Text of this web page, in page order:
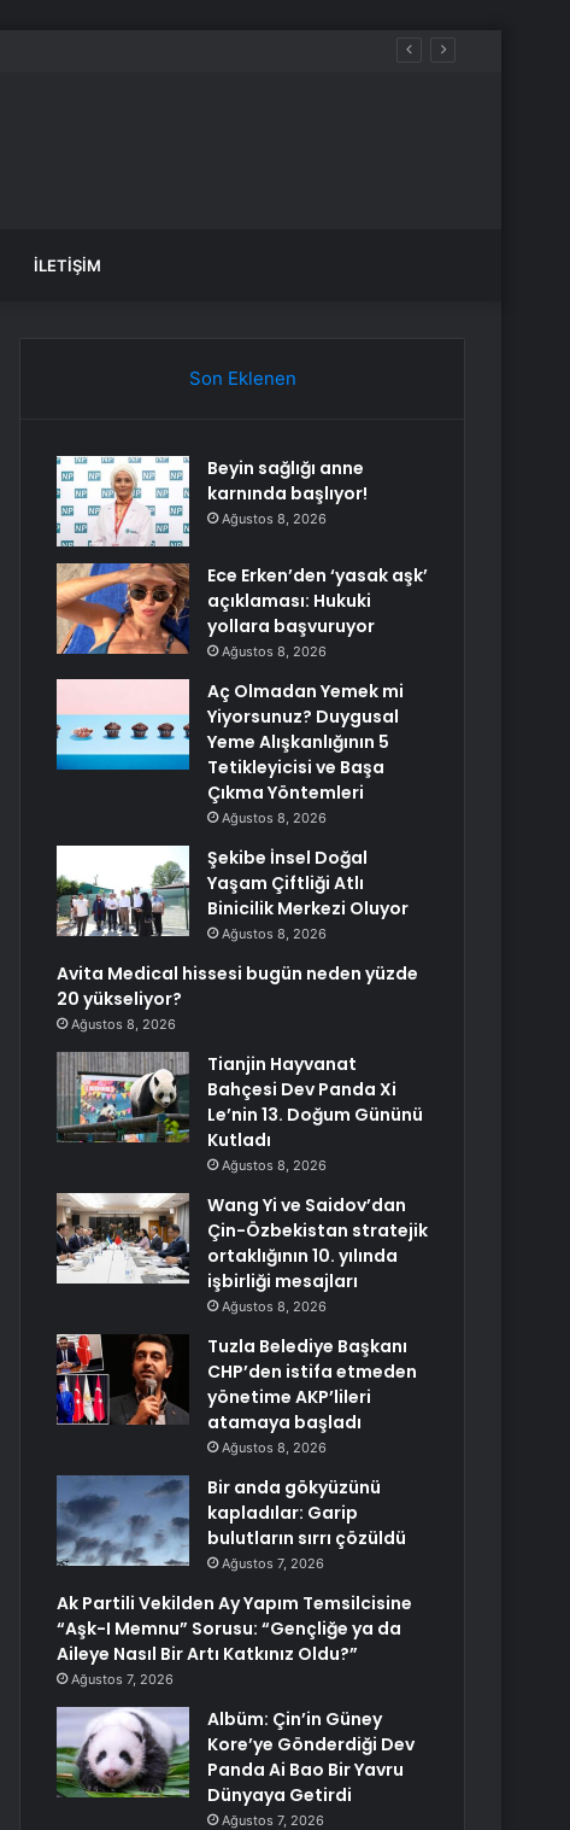
İLETIŞIM
Son Eklenen
Beyin sağlığı anne
karnında başlıyor!
Ağustos 8, 2026
Ece Erken’den ‘yasak aşk’
açıklaması: Hukuki
yollara başvuruyor
Ağustos 8, 2026
Aç Olmadan Yemek mi
Yiyorsunuz? Duygusal
Yeme Alışkanlığının 5
Tetikleyicisi ve Başa
Çıkma Yöntemleri
Ağustos 8, 2026
Şekibe İnsel Doğal
Yaşam Çiftliği Atlı
Binicilik Merkezi Oluyor
Ağustos 8, 2026
Avita Medical hissesi bugün neden yüzde
20 yükseliyor?
Ağustos 8, 2026
Tianjin Hayvanat
Bahçesi Dev Panda Xi
Le’nin 13. Doğum Gününü
Kutladı
Ağustos 8, 2026
Wang Yi ve Saidov’dan
Çin-Özbekistan stratejik
ortaklığının 10. yılında
işbirliği mesajları
Ağustos 8, 2026
Tuzla Belediye Başkanı
CHP’den istifa etmeden
yönetime AKP’lileri
atamaya başladı
Ağustos 8, 2026
Bir anda gökyüzünü
kapladılar: Garip
bulutların sırrı çözüldü
Ağustos 7, 2026
Ak Partili Vekilden Ay Yapım Temsilcisine
“Aşk-I Memnu” Sorusu: “Gençliğe ya da
Aileye Nasıl Bir Artı Katkınız Oldu?”
Ağustos 7, 2026
Albüm: Çin’in Güney
Kore’ye Gönderdiği Dev
Panda Ai Bao Bir Yavru
Dünyaya Getirdi
Ağustos 7, 2026